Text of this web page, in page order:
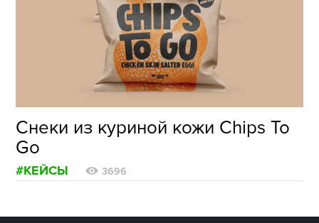
Снеки из куриной кожи Chips To
Go
#КЕЙСЫ 3696